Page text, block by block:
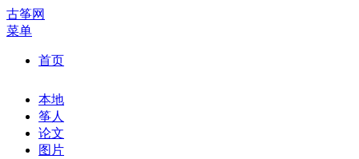
古筝网
菜单
首页
本地
筝人
论文
图片